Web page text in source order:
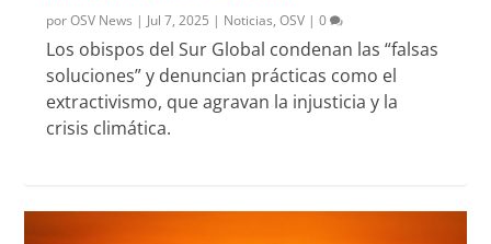
porOSV News | Jul 7, 2025 | Noticias,OSV |0
Los obispos del Sur Global condenan las “falsas
soluciones” y denuncian prácticas como el
extractivismo, que agravan la injusticia y la
crisis climática.